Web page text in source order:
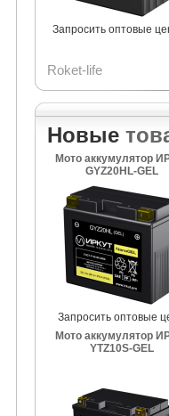
Запросить оптовые
Roket-life
Новые
Мото аккумулятор
GYZ20HL-GEL
Запросить оптовые
Мото аккумулятор
YTZ10S-GEL